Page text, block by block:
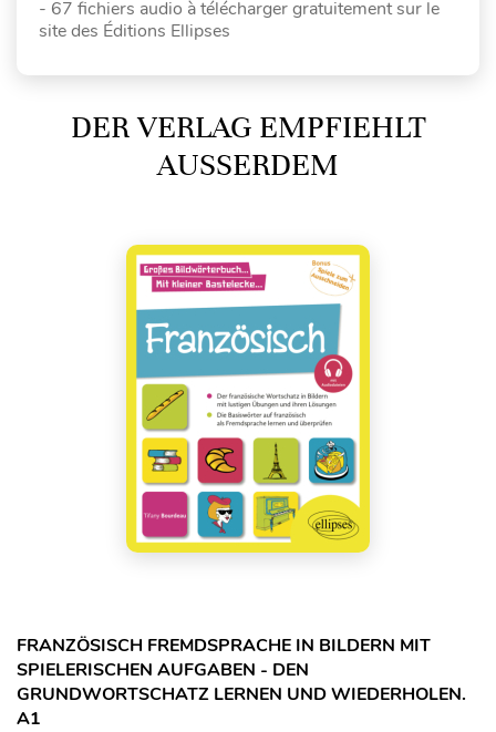
- 67 fichiers audio à télécharger gratuitement sur le
site des Éditions Ellipses
DER VERLAG EMPFIEHLT
AUSSERDEM
FRANZÖSISCH FREMDSPRACHE IN BILDERN MIT
SPIELERISCHEN AUFGABEN - DEN
GRUNDWORTSCHATZ LERNEN UND WIEDERHOLEN.
A1